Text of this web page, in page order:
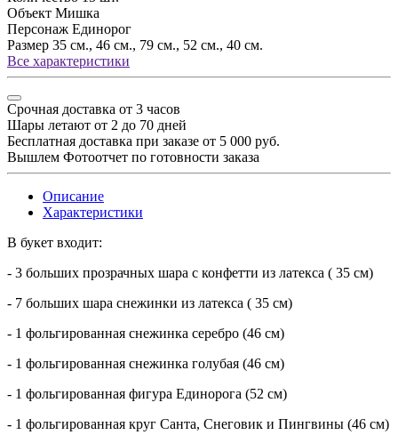
Объект Мишка
Персонаж Единорог
Размер 35 см., 46 см., 79 см., 52 см., 40 см.
Все характеристики
Срочная доставка от 3 часов
Шары летают от 2 до 70 дней
Бесплатная доставка при заказе от 5 000 руб.
Вышлем Фотоотчет по готовности заказа
Описание
Характеристики
В букет входит:
- 3 больших прозрачных шара с конфетти из латекса ( 35 см)
- 7 больших шара снежинки из латекса ( 35 см)
- 1 фольгированная снежинка серебро (46 см)
- 1 фольгированная снежинка голубая (46 см)
- 1 фольгированная фигура Единорога (52 см)
- 1 фольгированная круг Санта, Снеговик и Пингвины (46 см)